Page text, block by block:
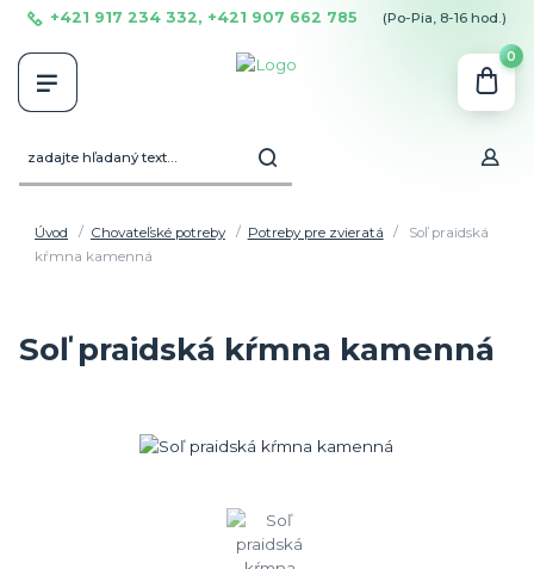
+421 917 234 332, +421 907 662 785 (Po-Pia, 8-16 hod.)
0
Úvod Chovateľské potreby Potreby pre zvieratá
Soľ praidská
kŕmna kamenná
Soľ praidská kŕmna kamenná